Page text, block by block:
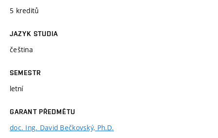
5 kreditů
JAZYK STUDIA
čeština
SEMESTR
letní
GARANT PŘEDMĚTU
doc. Ing. David Bečkovský, Ph.D.